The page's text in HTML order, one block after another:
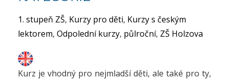
1. stupeň ZŠ, Kurzy pro děti, Kurzy s českým
lektorem, Odpolední kurzy, půlroční, ZŠ Holzova
Kurz je vhodný pro nejmladší děti, ale také pro ty,